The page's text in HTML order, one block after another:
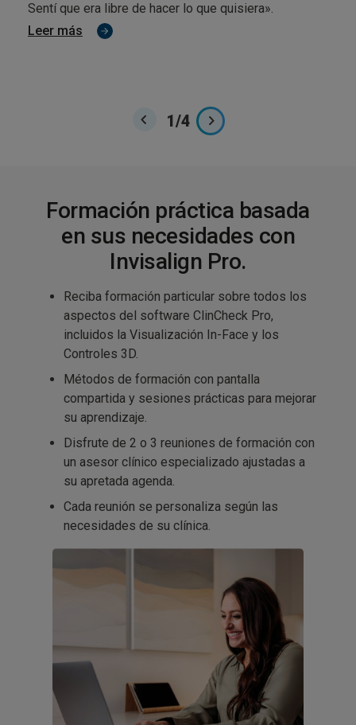
Sentí que era libre de hacer lo que quisiera».
Leer más
1/4
Formación práctica basada
en sus necesidades con
Invisalign Pro.
Reciba formación particular sobre todos los
aspectos del software ClinCheck Pro,
incluidos la Visualización In-Face y los
Controles 3D.
Métodos de formación con pantalla
compartida y sesiones prácticas para mejorar
su aprendizaje.
Disfrute de 2 o 3 reuniones de formación con
un asesor clínico especializado ajustadas a
su apretada agenda.
Cada reunión se personaliza según las
necesidades de su clínica.